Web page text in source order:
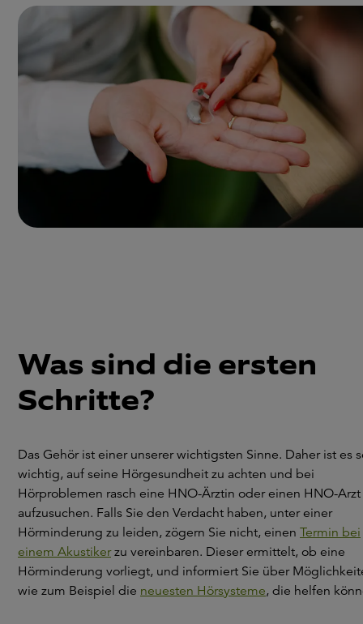
Was sind die ersten
Schritte?
Das Gehör ist einer unserer wichtigsten Sinne. Daher ist es
wichtig, auf seine Hörgesundheit zu achten und bei
Hörproblemen rasch eine HNO-Ärztin oder einen HNO-Arzt
aufzusuchen. Falls Sie den Verdacht haben, unter einer
Hörminderung zu leiden, zögern Sie nicht, einen Termin bei
einem Akustikerzu vereinbaren. Dieser ermittelt, ob eine
Hörminderung vorliegt, und informiert Sie über
wie zum Beispiel die neuesten Hörsysteme, die helfen